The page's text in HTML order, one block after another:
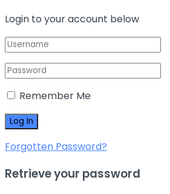
Login to your account below
Remember Me
Forgotten Password?
Retrieve your password